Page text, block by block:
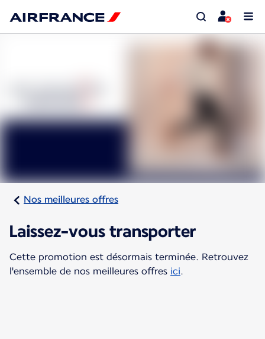
Nos meilleures offres
Laissez-vous transporter
Cette promotion est désormais terminée. Retrouvez
l'ensemble de nos meilleures offres ici.